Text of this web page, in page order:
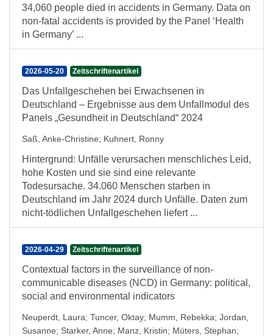
34,060 people died in accidents in Germany. Data on
non-fatal accidents is provided by the Panel ‘Health
in Germany’ ...
2026-05-20 Zeitschriftenartikel
Das Unfallgeschehen bei Erwachsenen in
Deutschland – Ergebnisse aus dem Unfallmodul des
Panels „Gesundheit in Deutschland“ 2024
Saß, Anke-Christine; Kuhnert, Ronny
Hintergrund: Unfälle verursachen menschliches Leid,
hohe Kosten und sie sind eine relevante
Todesursache. 34.060 Menschen starben in
Deutschland im Jahr 2024 durch Unfälle. Daten zum
nicht-tödlichen Unfallgeschehen liefert ...
2026-04-29 Zeitschriftenartikel
Contextual factors in the surveillance of non-
communicable diseases (NCD) in Germany: political,
social and environmental indicators
Neuperdt, Laura; Tuncer, Oktay; Mumm, Rebekka; Jordan,
Susanne; Starker, Anne; Manz, Kristin; Müters, Stephan;